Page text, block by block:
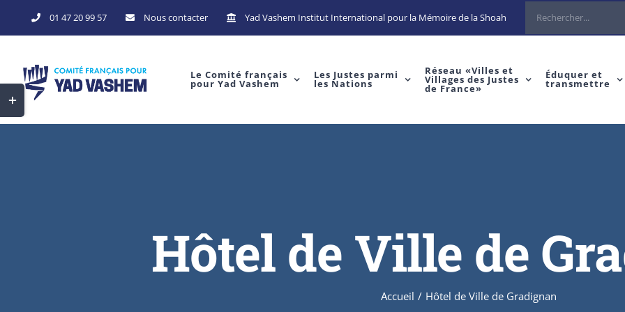
to
01 47 20 99 57 Nous contacter Yad Vashem Institut International pour la Mémoire de la Shoah Rechercher
Le Comité français
pour Yad Vashem
Les Justes parmi
les Nations
Réseau «Villes et
Villages des Justes
de France»
Éduquer et
transmettre
Hôtel de Ville de
Accueil / Hôtel de Ville de Gradignan
Toggle
Sliding